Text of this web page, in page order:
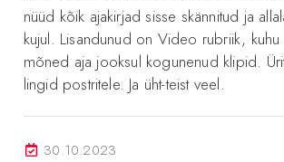
nüüd kõik ajakirjad sisse skännitud ja
kujul. Lisandunud on Video rubriik,
mõned aja jooksul kogunenud klipid.
lingid postritele. Ja üht-teist veel.
30.10.2023